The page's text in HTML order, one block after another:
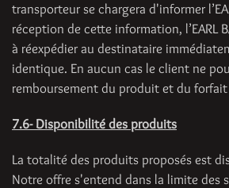
transporteur se chargera d'informer
réception de cette information, l’EARL
à réexpédier au destinataire
identique. En aucun cas le client ne
remboursement du produit et du forfait
7.6- Disponibilité des produits
La totalité des produits proposés est
Notre offre s'entend dans la limite des